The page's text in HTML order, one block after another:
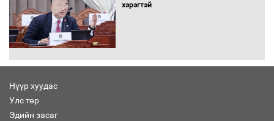
хэрэгтэй
Нүүр хуудас
Улс төр
Эдийн засаг